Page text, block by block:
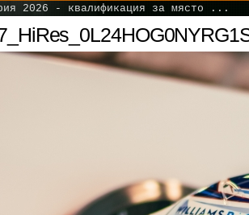
2026 - квалификация за място ...